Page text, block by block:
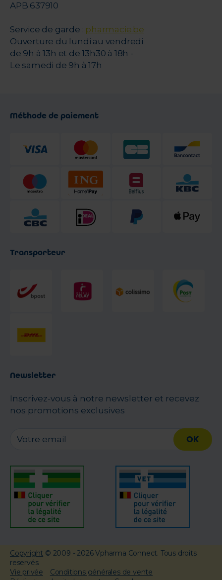
APB 637910
Service de garde : pharmacie.be
Ouverture du lundi au vendredi
de 9h à 13h et de 13h30 à 18h -
Le samedi de 9h à 17h
Méthode de paiement
Transporteur
Newsletter
Inscrivez-vous à notre newsletter et recevez
nos promotions exclusives
OK
Copyright © 2009 - 2026 Vpharma Connect. Tous droits
reservés.
Vie privée
Conditions générales de vente